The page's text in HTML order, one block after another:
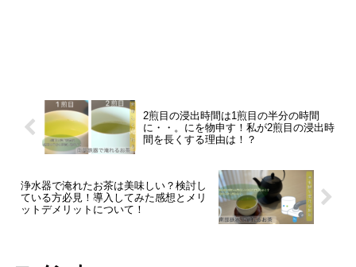
2煎目の浸出時間は1煎目の半分の時間
に・・。にを物申す！私が2煎目の浸出時
間を長くする理由は！？
浄水器で淹れたお茶は美味しい？検討し
ている方必見！導入してみた感想とメリ
ットデメリットについて！